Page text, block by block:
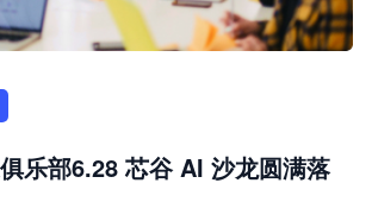
乐部6.28 芯谷 AI 沙龙圆满落